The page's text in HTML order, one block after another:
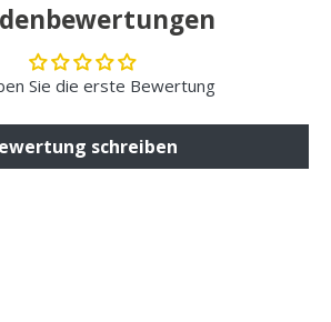
Sie die erste Bewertung
schreiben